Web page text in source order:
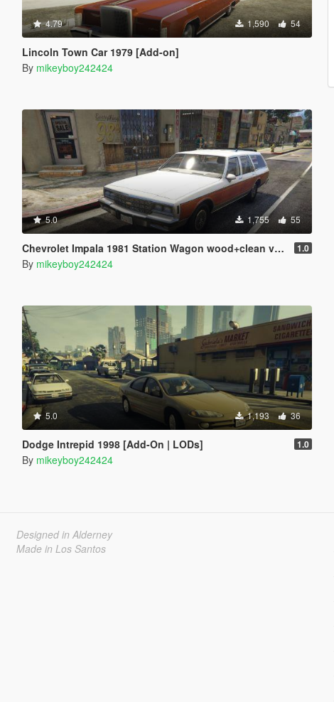
4.79 1,590 54
Lincoln Town Car 1979 [Add-on]
By mikeyboy242424
5.0 1,755 55
Chevrolet Impala 1981 Station Wagon wood+clean version [Add-On] 1.0
By mikeyboy242424
5.0 1,193 36
Dodge Intrepid 1998 [Add-On | LODs] 1.0
By mikeyboy242424
Designed in Alderney
Made in Los Santos